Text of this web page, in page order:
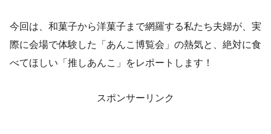
今回は、和菓子から洋菓子まで網羅する私たち夫婦が、実
際に会場で体験した「あんこ博覧会」の熱気と、絶対に食
べてほしい「推しあんこ」をレポートします！
スポンサーリンク